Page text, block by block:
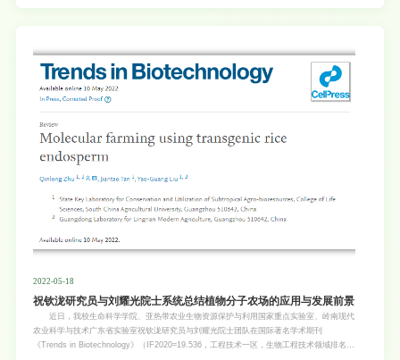
为相关领域的研究者提供了一个跨学科交流的平台。最新影响因子为4.223（5年影响因子
4.306）。 该论文基于语言生态学的研究框架，聚焦生态素养水平的评估与应用；在为
生态素养水平构建五个维度的评估框架基础上，以我国十佳生态文明城市之一的贵阳市
2022-05-18
祝钦泷研究员与刘耀光院士系统总结植物分子农场的应用与发展前景
近日，我校生命科学学院、亚热带农业生物资源保护与利用国家重点实验室、岭南现代
农业科学与技术广东省实验室祝钦泷研究员与刘耀光院士团队在国际著名学术期刊
《Trends in Biotechnology》（IF2020=19.536，工程技术一区，生物工程技术领域排名